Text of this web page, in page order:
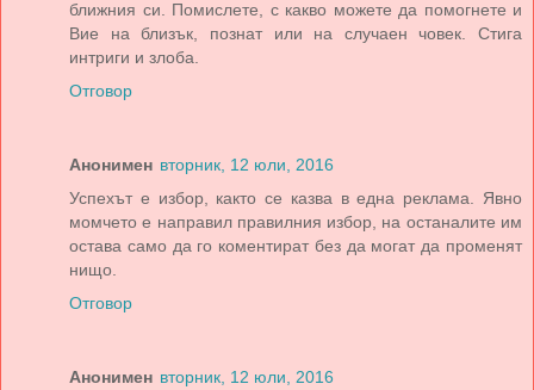
ближния си. Помислете, с какво можете да помогнете и
Вие на близък, познат или на случаен човек. Стига
интриги и злоба.
Отговор
Анонимен вторник, 12 юли, 2016
Успехът е избор, както се казва в една реклама. Явно
момчето е направил правилния избор, на останалите им
остава само да го коментират без да могат да променят
нищо.
Отговор
Анонимен вторник, 12 юли, 2016